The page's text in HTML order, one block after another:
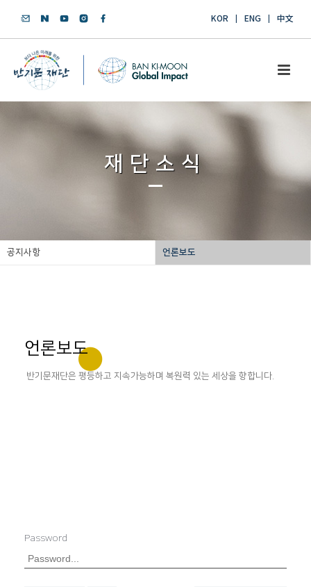
KOR ENG 中文
재단소식
공지사항 언론보도
언론보도
반기문재단은 평등하고 지속가능하며 복원력 있는 세상을 향합니다.
Password